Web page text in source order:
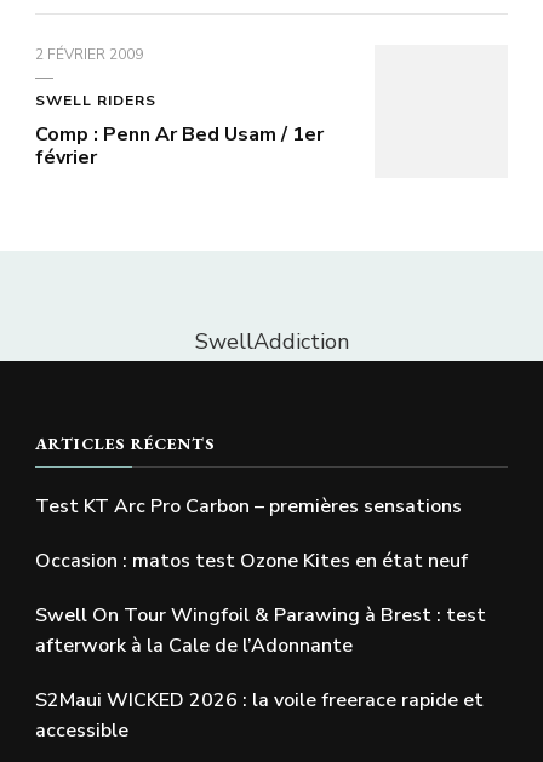
2 FÉVRIER 2009
SWELL RIDERS
Comp : Penn Ar Bed Usam / 1er
février
SwellAddiction
ARTICLES RÉCENTS
Test KT Arc Pro Carbon – premières sensations
Occasion : matos test Ozone Kites en état neuf
Swell On Tour Wingfoil & Parawing à Brest : test
afterwork à la Cale de l’Adonnante
S2Maui WICKED 2026 : la voile freerace rapide et
accessible